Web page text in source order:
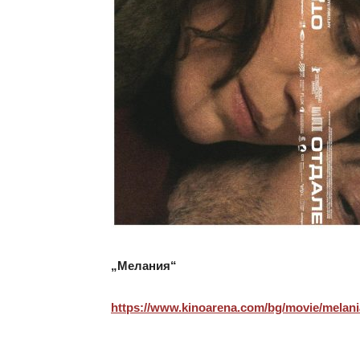
„Мелания“
https://www.kinoarena.com/bg/movie/